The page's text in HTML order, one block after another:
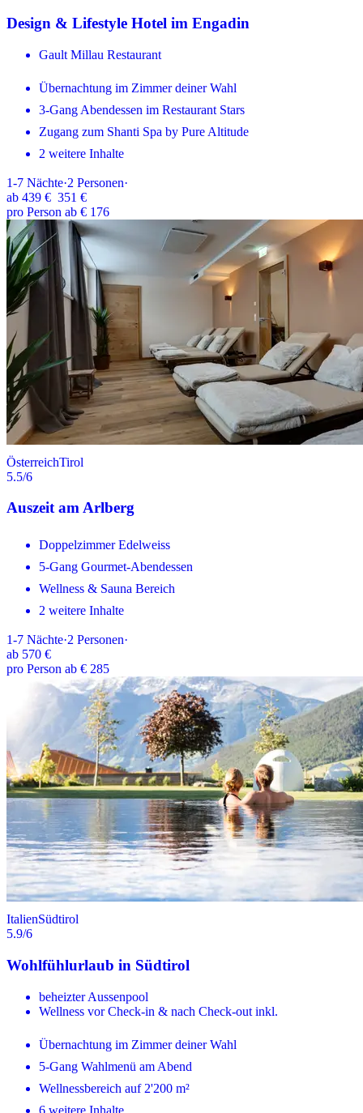
Design & Lifestyle Hotel im Engadin
Gault Millau Restaurant
Übernachtung im Zimmer deiner Wahl
3-Gang Abendessen im Restaurant Stars
Zugang zum Shanti Spa by Pure Altitude
2 weitere Inhalte
1-7 Nächte·2 Personen·
ab 439 € 351 €
pro Person ab € 176
ÖsterreichTirol
5.5/6
Auszeit am Arlberg
Doppelzimmer Edelweiss
5-Gang Gourmet-Abendessen
Wellness & Sauna Bereich
2 weitere Inhalte
1-7 Nächte·2 Personen·
ab 570 €
pro Person ab € 285
ItalienSüdtirol
5.9/6
Wohlfühlurlaub in Südtirol
beheizter Aussenpool
Wellness vor Check-in & nach Check-out inkl.
Übernachtung im Zimmer deiner Wahl
5-Gang Wahlmenü am Abend
Wellnessbereich auf 2'200 m²
6 weitere Inhalte